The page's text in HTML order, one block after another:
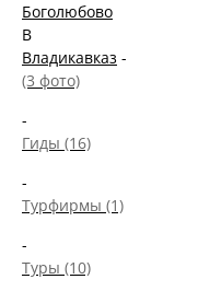
Боголюбово
В
Владикавказ -
(3 фото)
-
Гиды (16)
-
Турфирмы (1)
-
Туры (10)